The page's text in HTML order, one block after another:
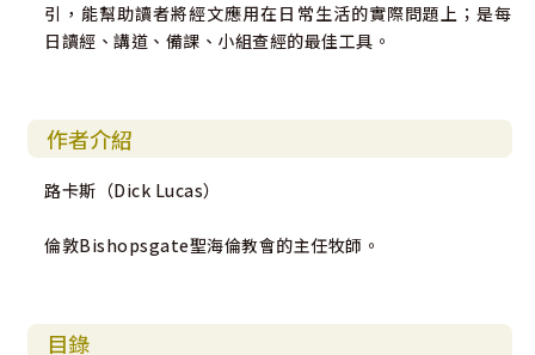
引，能幫助讀者將經文應用在日常生活的實際問題上；是每
日讀經、講道、備課、小組查經的最佳工具。
作者介紹
路卡斯（Dick Lucas）
倫敦Bishopsgate聖海倫教會的主任牧師。
目錄